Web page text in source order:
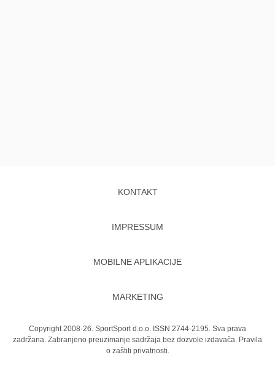
KONTAKT
IMPRESSUM
MOBILNE APLIKACIJE
MARKETING
Copyright 2008-26. SportSport d.o.o. ISSN 2744-2195. Sva prava
zadržana. Zabranjeno preuzimanje sadržaja bez dozvole izdavača. Pravila
o zaštiti privatnosti.